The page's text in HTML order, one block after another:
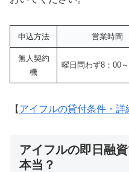
申込方法 営業時間
無人契約
機
曜日問わず8：00
【 アイフルの貸付条件・詳
アイフルの即日融
本当？